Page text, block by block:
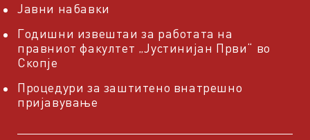
Јавни набавки
Годишни извештаи за работата на
правниот факултет „Јустинијан Први“ во
Скопје
Процедури за заштитено внатрешно
пријавување